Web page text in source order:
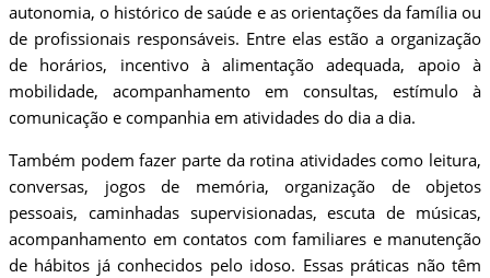
autonomia, o histórico de saúde e as orientações da família ou
de profissionais responsáveis. Entre elas estão a organização
de horários, incentivo à alimentação adequada, apoio à
mobilidade, acompanhamento em consultas, estímulo à
comunicação e companhia em atividades do dia a dia.
Também podem fazer parte da rotina atividades como leitura,
conversas, jogos de memória, organização de objetos
pessoais, caminhadas supervisionadas, escuta de músicas,
acompanhamento em contatos com familiares e manutenção
de hábitos já conhecidos pelo idoso. Essas práticas não têm